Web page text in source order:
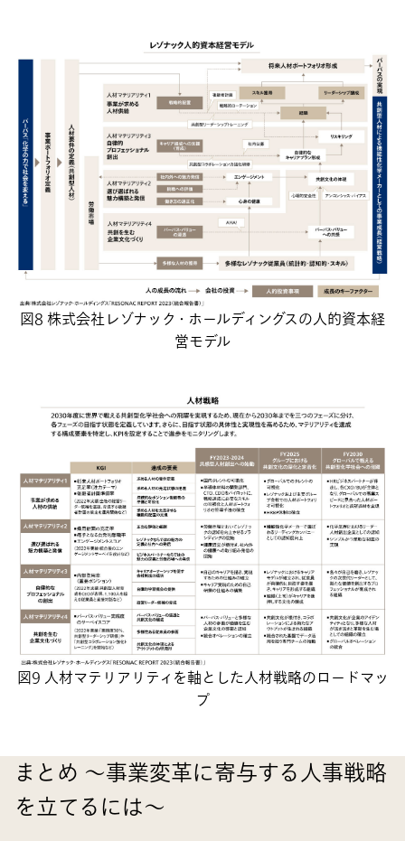
図8 株式会社レゾナック・ホールディングスの人的資本経
営モデル
図9 人材マテリアリティを軸とした人材戦略のロードマッ
プ
まとめ ～事業変革に寄与する人事戦略
を立てるには～